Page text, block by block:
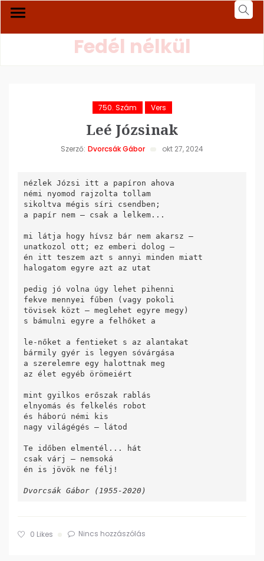
Fedél nélkül
750. Szám Vers
Leé Józsinak
Szerző: Dvorcsák Gábor okt 27, 2024
nézlek Józsi itt a papíron ahova
némi nyomod rajzolta tollam
sikoltva mégis síri csendben;
a papír nem – csak a lelkem...
mi látja hogy hívsz bár nem akarsz –
unatkozol ott; ez emberi dolog –
én itt teszem azt s annyi minden miatt
halogatom egyre azt az utat
pedig jó volna úgy lehet pihenni
fekve mennyei fűben (vagy pokoli
tövisek közt – meglehet egyre megy)
s bámulni egyre a felhőket a
le-nőket a fentieket s az alantakat
bármily gyér is legyen sóvárgása
a szerelemre egy halottnak meg
az élet egyéb örömeiért
mint gyilkos erőszak rablás
elnyomás és felkelés robot
és háború némi kis
nagy világégés – látod
Te időben elmentél... hát
csak várj – nemsoká
én is jövök ne félj!
Dvorcsák Gábor (1955-2020)
0 Likes Nincs hozzászólás